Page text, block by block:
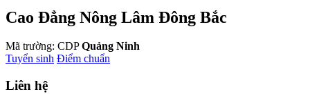
Cao Đẳng Nông Lâm Đông Bắc
Mã trường: CDPQuảng Ninh
Tuyển sinh Điểm chuẩn
Liên hệ